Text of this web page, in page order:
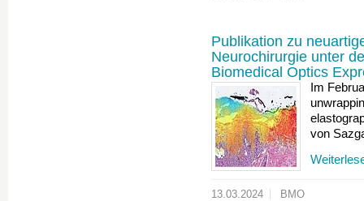
Publikation zu
Neurochirurgie unter
Biomedical Optics
Im
von
13.03.2024 BMO